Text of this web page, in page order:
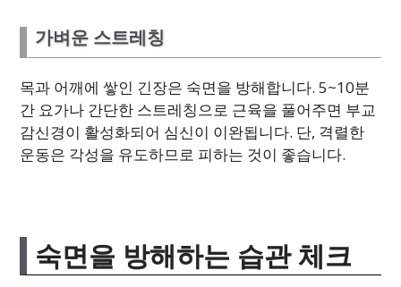
가벼운 스트레칭
목과 어깨에 쌓인 긴장은 숙면을 방해합니다. 5~10분
간 요가나 간단한 스트레칭으로 근육을 풀어주면 부교
감신경이 활성화되어 심신이 이완됩니다. 단, 격렬한
운동은 각성을 유도하므로 피하는 것이 좋습니다.
숙면을 방해하는 습관 체크